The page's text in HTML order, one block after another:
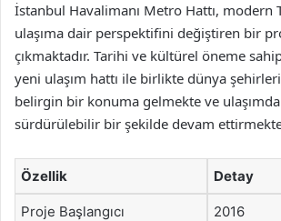
İstanbul Havalimanı Metro Hattı, modern
ulaşıma dair perspektifini değiştiren bir
çıkmaktadır. Tarihi ve kültürel öneme
yeni ulaşım hattı ile birlikte dünya
belirgin bir konuma gelmekte ve
sürdürülebilir bir şekilde devam
Özellik Detay
Proje Başlangıcı 2016